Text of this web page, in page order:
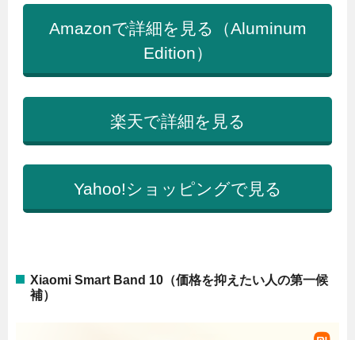
Amazonで詳細を見る（Aluminum
Edition）
楽天で詳細を見る
Yahoo!ショッピングで見る
Xiaomi Smart Band 10（価格を抑えたい人の第一候
補）